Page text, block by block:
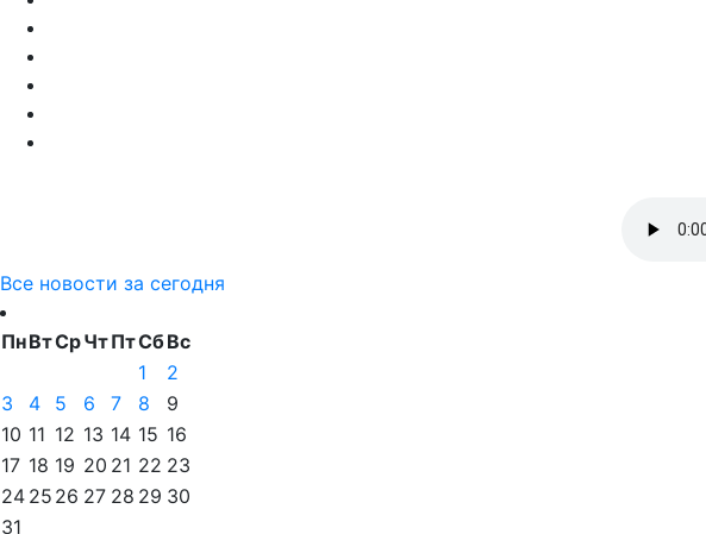
Все новости за сегодня
ПнВтСрЧтПтСбВс
1
2
3
4 5 6 7 8
9
10 11 12 13 14 15 16
17 18 19 20 21 22 23
24 25 26 27 28 29 30
31